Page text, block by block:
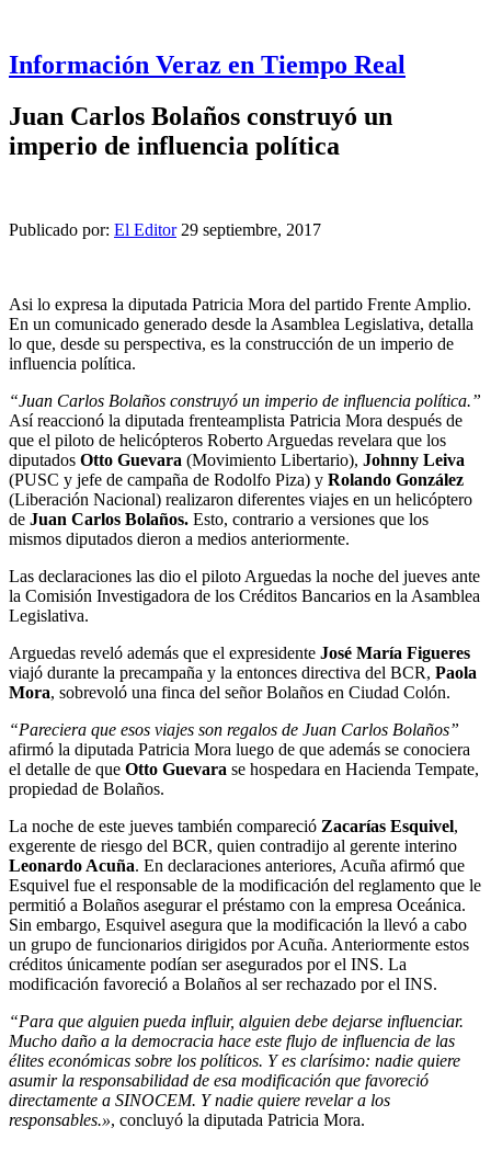
Información Veraz en Tiempo Real
Juan Carlos Bolaños construyó un
imperio de influencia política
Publicado por: El Editor 29 septiembre, 2017
Asi lo expresa la diputada Patricia Mora del partido Frente Amplio.
En un comunicado generado desde la Asamblea Legislativa, detalla
lo que, desde su perspectiva, es la construcción de un imperio de
influencia política.
“Juan Carlos Bolaños construyó un imperio de influencia política.”
Así reaccionó la diputada frenteamplista Patricia Mora después de
que el piloto de helicópteros Roberto Arguedas revelara que los
diputados Otto Guevara (Movimiento Libertario), Johnny Leiva
(PUSC y jefe de campaña de Rodolfo Piza) y Rolando González
(Liberación Nacional) realizaron diferentes viajes en un helicóptero
de Juan Carlos Bolaños. Esto, contrario a versiones que los
mismos diputados dieron a medios anteriormente.
Las declaraciones las dio el piloto Arguedas la noche del jueves ante
la Comisión Investigadora de los Créditos Bancarios en la Asamblea
Legislativa.
Arguedas reveló además que el expresidente José María Figueres
viajó durante la precampaña y la entonces directiva del BCR, Paola
Mora, sobrevoló una finca del señor Bolaños en Ciudad Colón.
“Pareciera que esos viajes son regalos de Juan Carlos Bolaños”
afirmó la diputada Patricia Mora luego de que además se conociera
el detalle de que Otto Guevara se hospedara en Hacienda Tempate,
propiedad de Bolaños.
La noche de este jueves también compareció Zacarías Esquivel,
exgerente de riesgo del BCR, quien contradijo al gerente interino
Leonardo Acuña. En declaraciones anteriores, Acuña afirmó que
Esquivel fue el responsable de la modificación del reglamento que le
permitió a Bolaños asegurar el préstamo con la empresa Oceánica.
Sin embargo, Esquivel asegura que la modificación la llevó a cabo
un grupo de funcionarios dirigidos por Acuña. Anteriormente estos
créditos únicamente podían ser asegurados por el INS. La
modificación favoreció a Bolaños al ser rechazado por el INS.
“Para que alguien pueda influir, alguien debe dejarse influenciar.
Mucho daño a la democracia hace este flujo de influencia de las
élites económicas sobre los políticos. Y es clarísimo: nadie quiere
asumir la responsabilidad de esa modificación que favoreció
directamente a SINOCEM. Y nadie quiere revelar a los
responsables.», concluyó la diputada Patricia Mora.